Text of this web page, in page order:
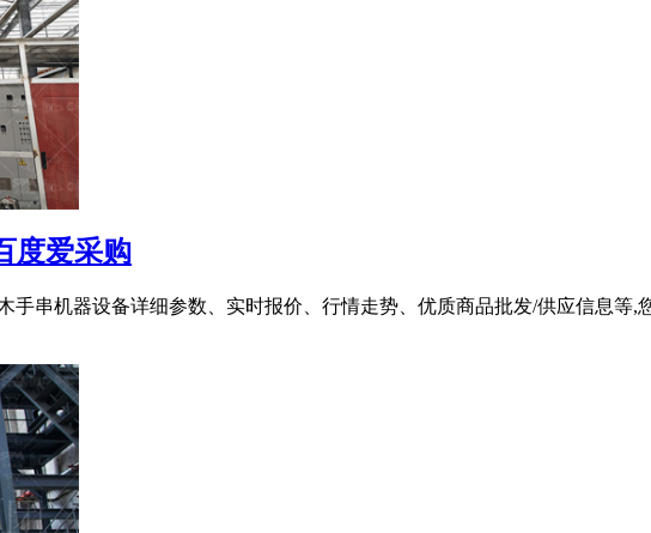
度爱采购
手串机器设备详细参数、实时报价、行情走势、优质商品批发/供应信息等,